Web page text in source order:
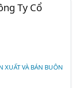
Ty Cổ
XUẤT VÀ BÁN BUÔN